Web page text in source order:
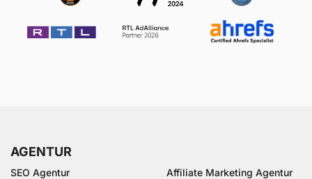
AGENTUR
SEO Agentur
Affiliate Marketing Agentur